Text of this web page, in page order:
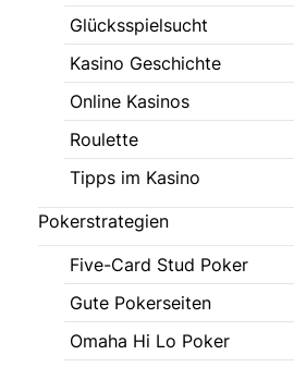
Glücksspielsucht
Kasino Geschichte
Online Kasinos
Roulette
Tipps im Kasino
Pokerstrategien
Five-Card Stud Poker
Gute Pokerseiten
Omaha Hi Lo Poker